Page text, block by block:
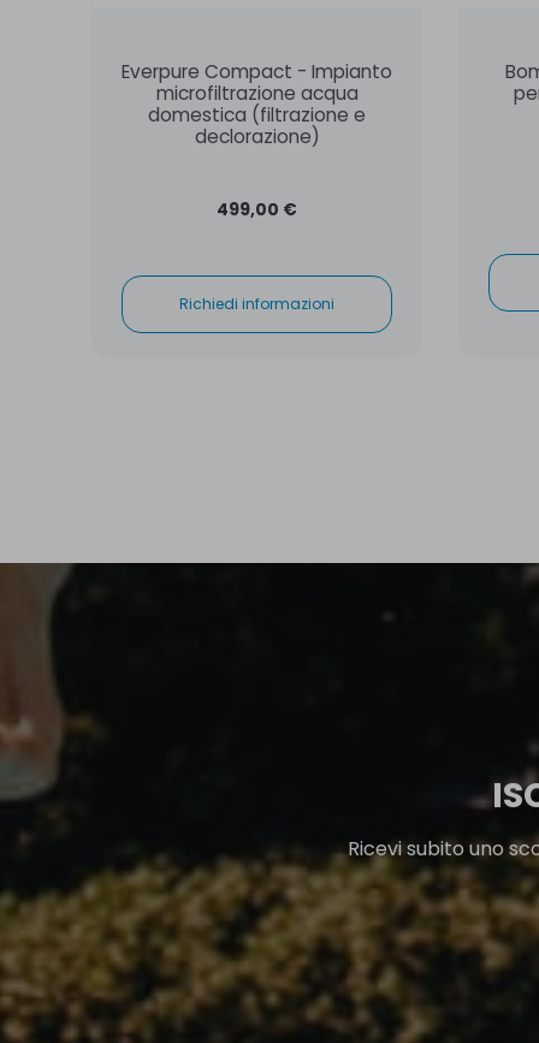
Everpure Compact - Impianto
microfiltrazione acqua
domestica (filtrazione e
declorazione)
499,00 €
Richiedi informazioni
Ricevi subito uno